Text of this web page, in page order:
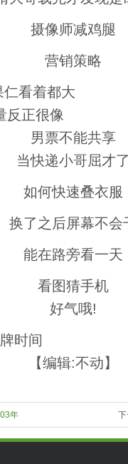
摄像师减鸡腿
营销策略
仁看着都大
反正很像
男票不能共享
当快递小哥屈才
如何快速叠衣服
换了之后屏幕不会
能在路旁看一天
看图猜手机
好气哦!
时间
【编辑:不动】
年